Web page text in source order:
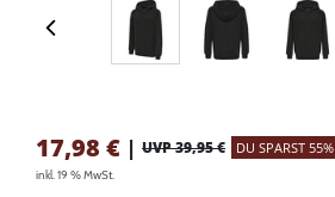
17,98 € | UVP 39,95 € DU SPARST 55%
inkl. 19 % MwSt.